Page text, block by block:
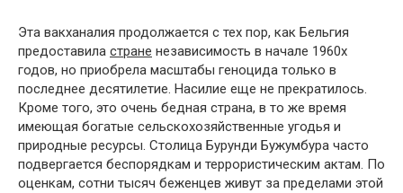
Эта вакханалия продолжается с тех пор, как Бельгия
предоставила стране независимость в начале 1960х
годов, но приобрела масштабы геноцида только в
последнее десятилетие. Насилие еще не прекратилось.
Кроме того, это очень бедная страна, в то же время
имеющая богатые сельскохозяйственные угодья и
природные ресурсы. Столица Бурунди Бужумбура часто
подвергается беспорядкам и террористическим актам. По
оценкам, сотни тысяч беженцев живут за пределами этой